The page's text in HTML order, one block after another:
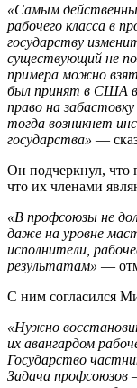
«Самым
рабочего класса в
государству
существующий не
примера можно
был принят в США в
право на
тогда возникнет
государства» —
Он подчеркнул, что
что их членами
«В профсоюзы не
даже на уровне
исполнители,
результатам» —
С ним согласился
«Нужно
их авангардом
Государство
Задача профсоюзов